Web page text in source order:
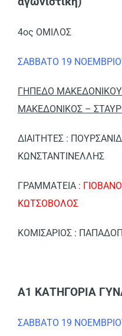
4ος ΟΜΙΛΟΣ
ΣΑΒΒΑΤΟ 19
ΓΗΠΕΔΟ ΜΑΚΕΔΟΝΙΚΟΥ
ΜΑΚΕΔΟΝΙΚΟΣ –
ΔΙΑΙΤΗΤΕΣ :
ΚΩΝΣΤΑΝΤΙΝΕΛΛΗΣ
ΓΡΑΜΜΑΤΕΙΑ :
ΚΩΤΣΟΒΟΛΟΣ
ΚΟΜΙΣΑΡΙΟΣ :
Α1 ΚΑΤΗΓΟΡΙΑ
ΣΑΒΒΑΤΟ 19